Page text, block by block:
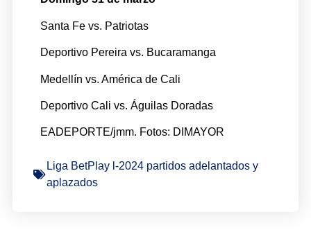
Santa Fe vs. Patriotas
Deportivo Pereira vs. Bucaramanga
Medellín vs. América de Cali
Deportivo Cali vs. Águilas Doradas
EADEPORTE/jmm. Fotos: DIMAYOR
Liga BetPlay l-2024 partidos adelantados y
aplazados